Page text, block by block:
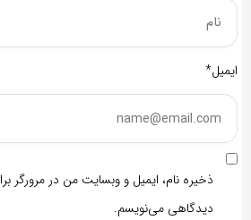
ایمیل*
ذخیره نام، ایمیل و وبسایت من در مرورگر
دیدگاهی می‌نویسم.